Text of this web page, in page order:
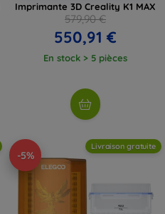
Imprimante 3D Creality K1 MAX
579,90 €
550,91 €
En stock > 5 pièces
-5%
Livraison gratuite